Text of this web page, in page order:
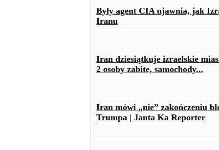
Były agent CIA ujawnia, jak
Iranu
Iran dziesiątkuje izraelskie
2 osoby zabite, samochody...
Iran mówi „nie” zakończeniu
Trumpa | Janta Ka Reporter